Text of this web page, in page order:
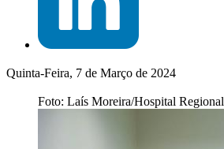
Quinta-Feira, 7 de Março de 2024
Foto: Laís Moreira/Hospital Regional